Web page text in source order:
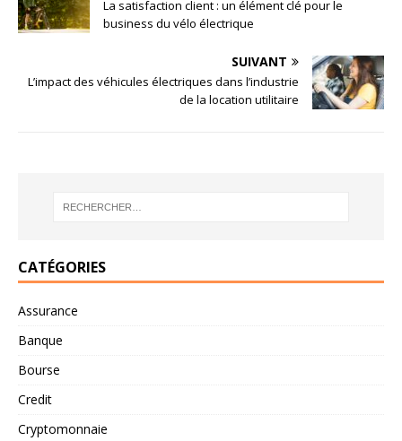
La satisfaction client : un élément clé pour le
business du vélo électrique
SUIVANT
L’impact des véhicules électriques dans l’industrie
de la location utilitaire
CATÉGORIES
Assurance
Banque
Bourse
Credit
Cryptomonnaie